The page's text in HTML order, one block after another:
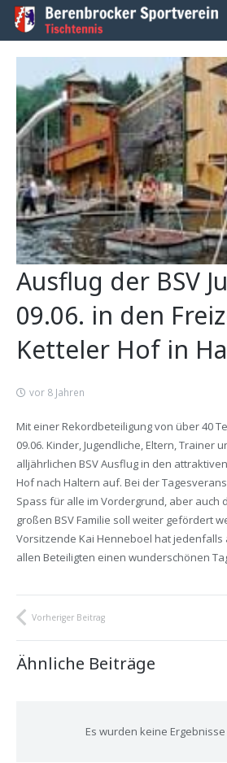
Ausflug der BSV
09.06. in den
Ketteler Hof in
vor 8 Jahren
Mit einer Rekordbeteiligung von über 40
09.06. Kinder, Jugendliche, Eltern, Trainer
alljährlichen BSV Ausflug in den
Hof nach Haltern auf. Bei der
Spass für alle im Vordergrund, aber auch
großen BSV Familie soll weiter gefördert
Vorsitzende Kai Henneboel hat jedenfalls
allen Beteiligten einen wunderschönen
Vorheriger Beitrag
Ähnliche Beiträge
Es wurden keine